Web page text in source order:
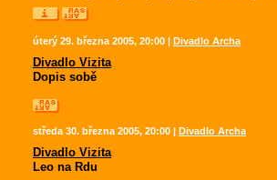
úterý 29. března 2005, 20:00 | Divadlo Archa
Divadlo Vizita
Dopis sobě
středa 30. března 2005, 20:00 | Divadlo Archa
Divadlo Vizita
Leo na Rdu